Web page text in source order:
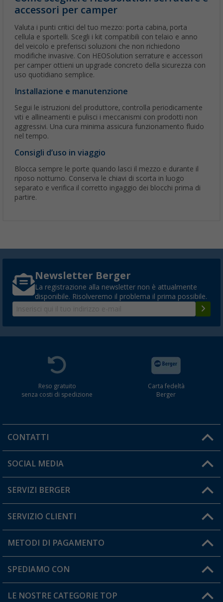
accessori per camper
Valuta i punti critici del tuo mezzo: porta cabina, porta
cellula e sportelli. Scegli i kit compatibili con telaio e anno
del veicolo e preferisci soluzioni che non richiedono
modifiche invasive. Con HEOSolution serrature e accessori
per camper ottieni un upgrade concreto della sicurezza con
uso quotidiano semplice.
Installazione e manutenzione
Segui le istruzioni del produttore, controlla periodicamente
viti e allineamenti e pulisci i meccanismi con prodotti non
aggressivi. Una cura minima assicura funzionamento fluido
nel tempo.
Consigli d’uso in viaggio
Blocca sempre le porte quando lasci il mezzo e durante il
riposo notturno. Conserva le chiavi di scorta in luogo
separato e verifica il corretto ingaggio dei blocchi prima di
partire.
Newsletter Berger
La registrazione alla newsletter non è attualmente
disponibile. Risolveremo il problema il prima possibile.
Reso gratuito
senza costi di spedizione
Carta fedeltà
Berger
CONTATTI
Orari di apertura del servizio:
Hai una domanda?
SOCIAL MEDIA
SERVIZI BERGER
Diventare rivenditori
Il mio Account
Carta fedeltà Berger
SERVIZIO CLIENTI
Informazioni sulla spedizione
Resi
METODI DI PAGAMENTO
SPEDIAMO CON
LE NOSTRE CATEGORIE TOP